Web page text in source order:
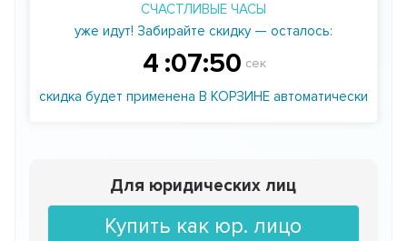
СЧАСТЛИВЫЕ ЧАСЫ
уже идут! Забирайте скидку — осталось:
4 :07:49 сек
скидка будет применена В КОРЗИНЕ автоматически
Для юридических лиц
Купить как юр. лицо